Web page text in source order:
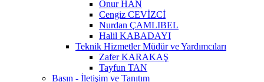
Onur HAN
Cengiz CEVİZCİ
Nurdan ÇAMLIBEL
Halil KABADAYI
Teknik Hizmetler Müdür ve Yardımcıları
Zafer KARAKAŞ
Tayfun TAN
Basın - İletişim ve Tanıtım